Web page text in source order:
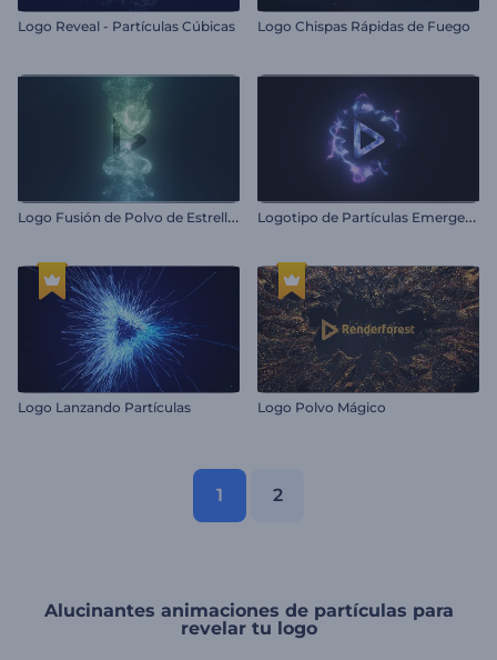
Logo Reveal - Partículas Cúbicas Logo Chispas Rápidas de Fuego
L
ogo Fusión de Polvo de Estrellas L
ogotipo de Partículas Emergentes
Logo Lanzando Partículas Logo Polvo Mágico
1 2
Alucinantes animaciones de partículas para
revelar tu logo